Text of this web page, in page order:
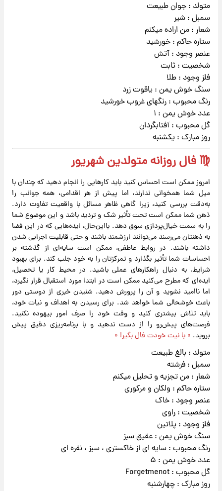
متولد : جوان طبیعت
سمبل : شیر
شعار : من اراده میکنم
ستاره حاکم : خورشید
عنصر وجود : آتش
شخصیت : ثابت
فلز وجود : طلا
سنگ خوش یمن : یاقوت زرد
رنگ محبوب : رنگهای غروب خورشید
عدد خوش یمن : ۱
گل محبوب : آفتابگردان
روز مبارک : یکشنبه
♍ فال روزانه متولدین شهریور
امروز ممکن است احساس کنید باید کارهایی را انجام دهید که چندان با
میل شما همخوانی ندارند، اما پیش از هر اقدامی، همه جوانب را
به‌دقت بررسی کنید، زیرا گاهی ظاهر مسائل با واقعیت تفاوت دارد.
ذهن شما ممکن است تحت تأثیر شک و تردید باشد و این موضوع شما
را به سمت خیال‌پردازی سوق دهد. بااین‌حال، ایده‌هایی که در این فضا
به ذهنتان می‌رسند می‌توانند ارزشمند باشند و حتی قابلیت اجرایی شدن
داشته باشند. در روابط عاطفی، ممکن است سایه‌ای از گذشته بر
احساسات شما تأثیر بگذارد و تمرکزتان را به خود جلب کند. برای بهبود
شرایط، به دنبال راهکارهای عملی باشید. در محیط کار یا تحصیل،
ایده‌ای که مطرح می‌کنید ممکن است در ابتدا مورد استقبال قرار نگیرد،
اما ناامید نشوید و آن را پرورش دهید. شنیدن خبری از دوستی دور
باعث خوشحالی شما خواهد شد. برای رسیدن به اهداف و نیات خود،
باید تلاش بیشتری کنید و وقت خود را صرف امور بیهوده نکنید.
فرصت‌های پیش‌رو را از دست ندهید و با برنامه‌ریزی دقیق پیش
بروید. » با نیت خودت فال بگیر! «
متولد : بالغ طبیعت
سمبل : فرشته
شعار : من تجزیه و تحلیل میکنم
ستاره حاکم : ولکان و مرکوری
عنصر وجود : خاک
شخصیت : راوی
فلز وجود : پلاتین
سنگ خوش یمن : عقیق سبز
رنگ محبوب : سایه ای از خاکستری ، سبز ، نقره ای
عدد خوش یمن : ۵
گل محبوب : Forgetmenot
روز مبارک : چهارشنبه